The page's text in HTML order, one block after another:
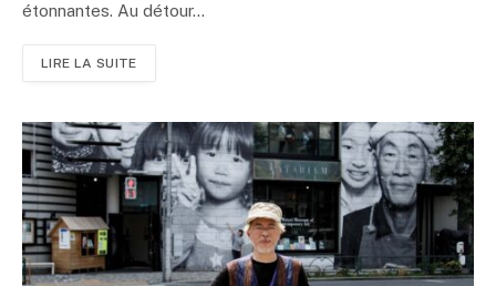
étonnantes. Au détour…
LIRE LA SUITE